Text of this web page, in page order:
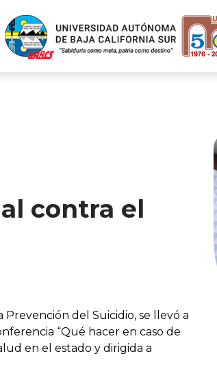
contra el
del Suicidio, se llevó a
“Qué hacer en caso de
en el estado y dirigida a